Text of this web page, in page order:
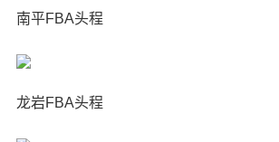
南平FBA头程
龙岩FBA头程